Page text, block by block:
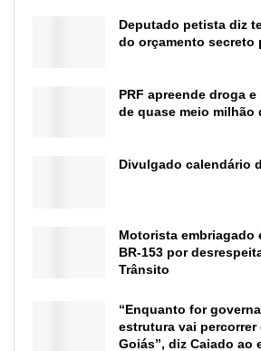
Deputado petista diz
do orçamento secreto
PRF apreende droga
de quase meio milhão
Divulgado calendário
Motorista embriagado
BR-153 por
Trânsito
“Enquanto for
estrutura vai percorrer
Goiás”, diz Caiado ao